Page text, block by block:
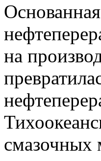
на
смазочных